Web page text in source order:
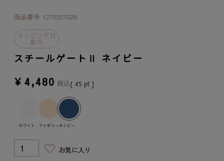
商品番号 1270207028
ラッピング対
象外
スチールゲートⅡ ネイビー
¥ 4,480 税込[ 45 pt ]
ホワイト アイボリーネイビー
お気に入り